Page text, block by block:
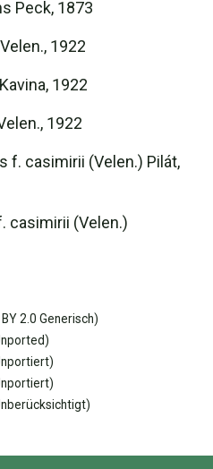
Peck, 1873
1922
1922
1922
f. casimirii (Velen.) Pilát,
casimirii (Velen.)
2.0 Generisch)